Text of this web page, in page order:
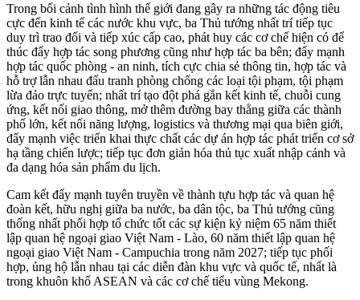
Trong bối cảnh tình hình thế giới đang gây ra những tác động tiêu
cực đến kinh tế các nước khu vực, ba Thủ tướng nhất trí tiếp tục
duy trì trao đổi và tiếp xúc cấp cao, phát huy các cơ chế hiện có để
thúc đẩy hợp tác song phương cũng như hợp tác ba bên; đẩy mạnh
hợp tác quốc phòng - an ninh, tích cực chia sẻ thông tin, hợp tác và
hỗ trợ lẫn nhau đấu tranh phòng chống các loại tội phạm, tội phạm
lừa đảo trực tuyến; nhất trí tạo đột phá gắn kết kinh tế, chuỗi cung
ứng, kết nối giao thông, mở thêm đường bay thẳng giữa các thành
phố lớn, kết nối năng lượng, logistics và thương mại qua biên giới,
đẩy mạnh việc triển khai thực chất các dự án hợp tác phát triển cơ sở
hạ tầng chiến lược; tiếp tục đơn giản hóa thủ tục xuất nhập cảnh và
đa dạng hóa sản phẩm du lịch.
Cam kết đẩy mạnh tuyên truyền về thành tựu hợp tác và quan hệ
đoàn kết, hữu nghị giữa ba nước, ba dân tộc, ba Thủ tướng cũng
thống nhất phối hợp tổ chức tốt các sự kiện kỷ niệm 65 năm thiết
lập quan hệ ngoại giao Việt Nam - Lào, 60 năm thiết lập quan hệ
ngoại giao Việt Nam - Campuchia trong năm 2027; tiếp tục phối
hợp, ủng hộ lẫn nhau tại các diễn đàn khu vực và quốc tế, nhất là
trong khuôn khổ ASEAN và các cơ chế tiểu vùng Mekong.